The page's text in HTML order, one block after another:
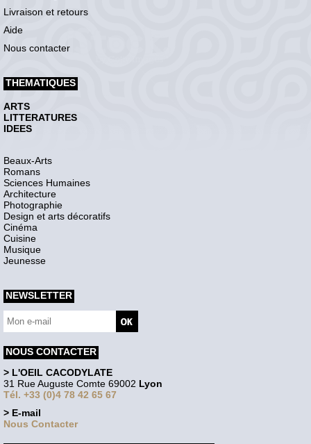
Livraison et retours
Aide
Nous contacter
THEMATIQUES
ARTS
LITTERATURES
IDEES
Beaux-Arts
Romans
Sciences Humaines
Architecture
Photographie
Design et arts décoratifs
Cinéma
Cuisine
Musique
Jeunesse
NEWSLETTER
NOUS CONTACTER
> L'OEIL CACODYLATE
31 Rue Auguste Comte 69002 Lyon
Tél. +33 (0)4 78 42 65 67
> E-mail
Nous Contacter